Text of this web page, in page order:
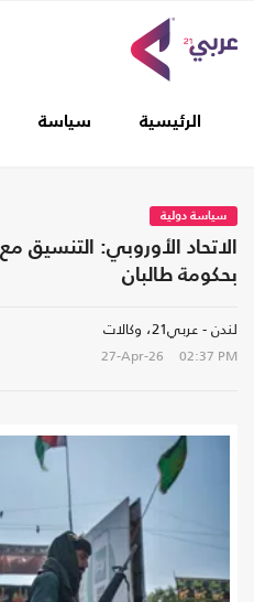
الرئيسية سياسة
سياسة دولية
الاتحاد الأوروبي: التنسيق
بحكومة طالبان
لندن - عربي21، وكالات
27-Apr-26 02:37 PM